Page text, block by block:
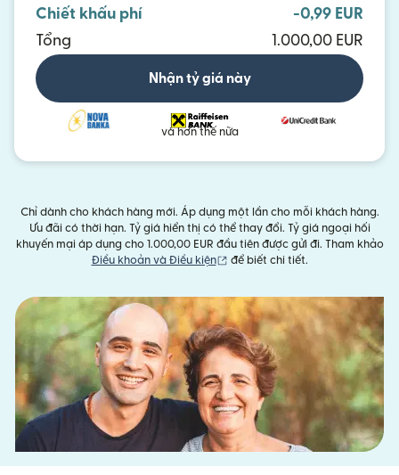
Chiết khấu phí
-0,99 EUR
Tổng
1.000,00 EUR
Nhận tỷ giá này
và hơn thế nữa
Chỉ dành cho khách hàng mới. Áp dụng một lần cho mỗi khách hàng.
Ưu đãi có thời hạn. Tỷ giá hiển thị có thể thay đổi. Tỷ giá ngoại hối
khuyến mại áp dụng cho 1.000,00 EUR đầu tiên được gửi đi. Tham khảo
Điều khoản và Điều kiện
(mở trong cửa sổ mới)
để biết chi tiết.